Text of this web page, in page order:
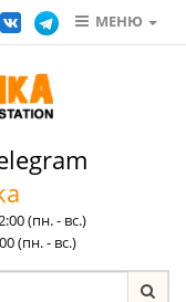
МЕНЮ
(пн. - вс.)
(пн. - вс.)